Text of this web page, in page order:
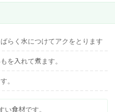
らく水につけてアクをとります
を入れて煮ます。
。
い食材です。